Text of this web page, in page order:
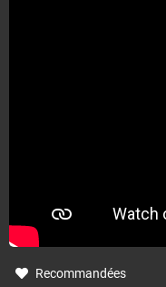
Recommandées